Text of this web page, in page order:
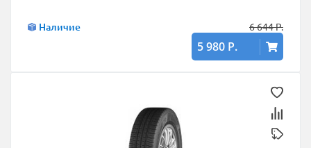
Наличие 6 644 Р.
5 980 Р.